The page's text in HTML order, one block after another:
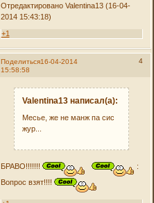
Отредактировано Valentina13 (16-04-
2014 15:43:18)
+1
Поделиться 4
16-04-2014
15:58:58
Valentina13 написал(а):
Месье, же не манж па сис
жур...
БРАВО!!!!!!!
:
Вопрос взят!!!!